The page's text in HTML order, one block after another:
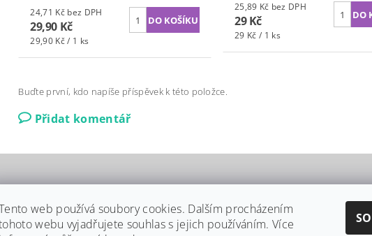
24,71 Kč bez DPH
29,90 Kč
29,90 Kč / 1 ks
25,89 Kč bez DPH
29 Kč
29 Kč / 1 ks
Buďte první, kdo napíše příspěvek k této položce.
Přidat komentář
Harm Reduction Program | Rychlý Test
web používá soubory cookies. Dalším procházením
webu vyjadřujete souhlas s jejich používáním. Více